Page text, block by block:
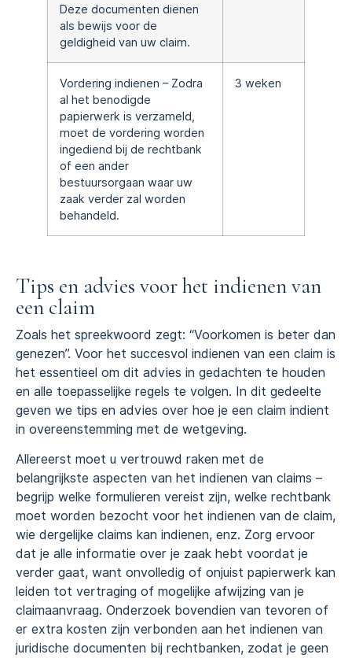
Deze documenten dienen
als bewijs voor de
geldigheid van uw claim.
Vordering indienen – Zodra
al het benodigde
papierwerk is verzameld,
moet de vordering worden
ingediend bij de rechtbank
of een ander
bestuursorgaan waar uw
zaak verder zal worden
behandeld.
3 weken
Tips en advies voor het indienen van
een claim
Zoals het spreekwoord zegt: “Voorkomen is beter dan
genezen”. Voor het succesvol indienen van een claim is
het essentieel om dit advies in gedachten te houden
en alle toepasselijke regels te volgen. In dit gedeelte
geven we tips en advies over hoe je een claim indient
in overeenstemming met de wetgeving.
Allereerst moet u vertrouwd raken met de
belangrijkste aspecten van het indienen van claims –
begrijp welke formulieren vereist zijn, welke rechtbank
moet worden bezocht voor het indienen van de claim,
wie dergelijke claims kan indienen, enz. Zorg ervoor
dat je alle informatie over je zaak hebt voordat je
verder gaat, want onvolledig of onjuist papierwerk kan
leiden tot vertraging of mogelijke afwijzing van je
claimaanvraag. Onderzoek bovendien van tevoren of
er extra kosten zijn verbonden aan het indienen van
juridische documenten bij rechtbanken, zodat je geen